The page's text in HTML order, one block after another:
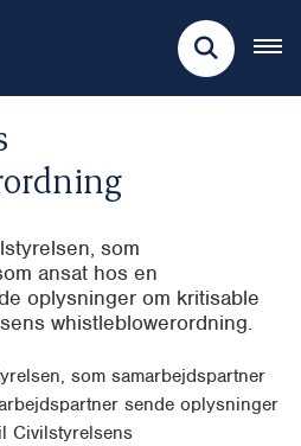
som
ansat hos en
oplysninger om kritisable
whistleblowerordning.
som samarbejdspartner
sende oplysninger
Civilstyrelsens